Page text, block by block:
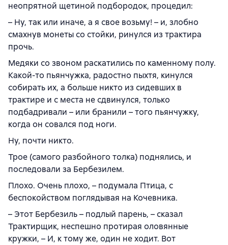
неопрятной щетиной подбородок, процедил:
– Ну, так или иначе, а я свое возьму! – и, злобно
смахнув монеты со стойки, ринулся из трактира
прочь.
Медяки со звоном раскатились по каменному полу.
Какой-то пьянчужка, радостно пыхтя, кинулся
собирать их, а больше никто из сидевших в
трактире и с места не сдвинулся, только
подбадривали – или бранили – того пьянчужку,
когда он совался под ноги.
Ну, почти никто.
Трое (самого разбойного толка) поднялись, и
последовали за Бербезилем.
Плохо. Очень плохо, – подумала Птица, с
беспокойством поглядывая на Кочевника.
– Этот Бербезиль – подлый парень, – сказал
Трактирщик, неспешно протирая оловянные
кружки, – И, к тому же, один не ходит. Вот